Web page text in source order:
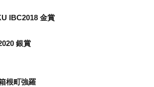
IBC2018 金賞
銀賞
根町強羅